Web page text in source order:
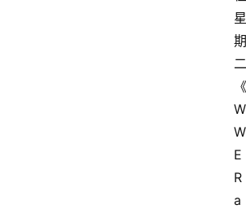
星
期
二
《
W
W
E
R
a